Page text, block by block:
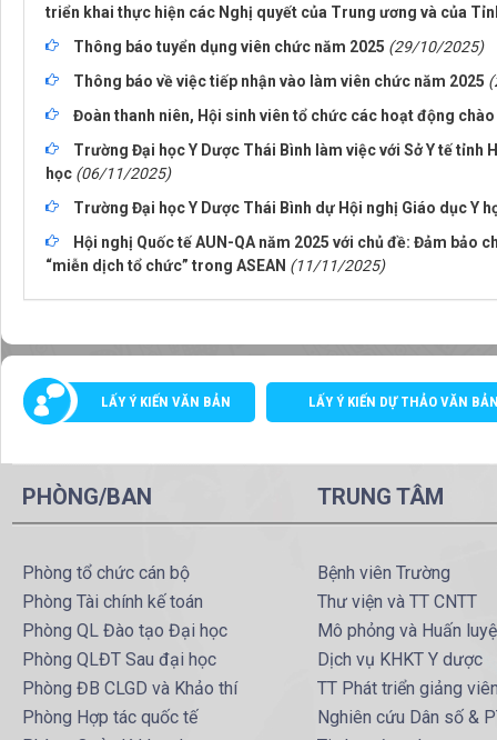
triển khai thực hiện các Nghị quyết của Trung ương và của
Thông báo tuyển dụng viên chức năm 2025 (29/10/2025)
Thông báo về việc tiếp nhận vào làm viên chức năm 2025
Đoàn thanh niên, Hội sinh viên tổ chức các hoạt động
Trường Đại học Y Dược Thái Bình làm việc với Sở Y tế tỉnh
học (06/11/2025)
Trường Đại học Y Dược Thái Bình dự Hội nghị Giáo dục Y
Hội nghị Quốc tế AUN-QA năm 2025 với chủ đề: Đảm bảo
“miễn dịch tổ chức” trong ASEAN (11/11/2025)
LẤY Ý KIẾN VĂN BẢN LẤY Ý KIẾN DỰ THẢO VĂN
PHÒNG/BAN
Phòng tổ chức cán bộ
Phòng Tài chính kế toán
Phòng QL Đào tạo Đại học
Phòng QLĐT Sau đại học
Phòng ĐB CLGD và Khảo thí
Phòng Hợp tác quốc tế
TRUNG TÂM
Bệnh viên Trường
Thư viện và TT CNTT
Mô phỏng và Huấn
Dịch vụ KHKT Y dược
TT Phát triển giảng
Nghiên cứu Dân số &